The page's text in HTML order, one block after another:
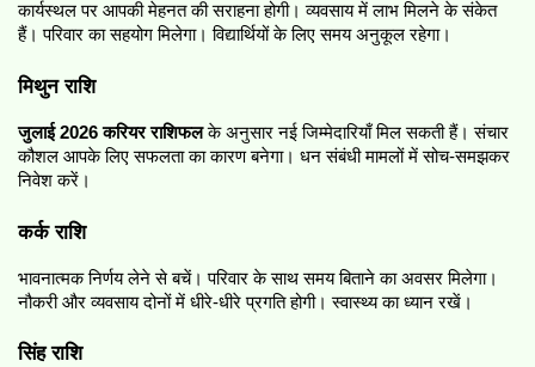
कार्यस्थल पर आपकी मेहनत की सराहना होगी। व्यवसाय में लाभ मिलने के संकेत
हैं। परिवार का सहयोग मिलेगा। विद्यार्थियों के लिए समय अनुकूल रहेगा।
मिथुन राशि
जुलाई 2026 करियर राशिफल के अनुसार नई जिम्मेदारियाँ मिल सकती हैं। संचार
कौशल आपके लिए सफलता का कारण बनेगा। धन संबंधी मामलों में सोच-समझकर
निवेश करें।
कर्क राशि
भावनात्मक निर्णय लेने से बचें। परिवार के साथ समय बिताने का अवसर मिलेगा।
नौकरी और व्यवसाय दोनों में धीरे-धीरे प्रगति होगी। स्वास्थ्य का ध्यान रखें।
सिंह राशि